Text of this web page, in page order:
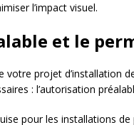
l’impact visuel.
et le
projet d’installation
: l’autorisation
pour les installations